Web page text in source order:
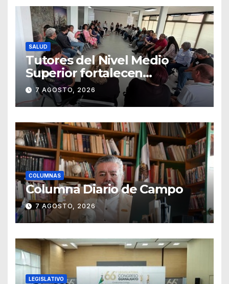
SALUD
Tutores del Nivel Medio
Superior fortalecen
estrategias para la
prevención de la violencia en
el noviazgo
7 AGOSTO, 2026
COLUMNAS
Columna Diario de Campo
7 AGOSTO, 2026
LEGISLATIVO